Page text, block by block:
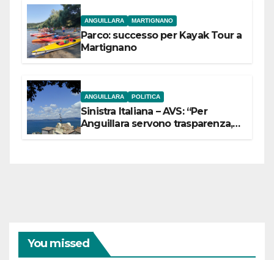
ANGUILLARA MARTIGNANO
Parco: successo per Kayak Tour a
Martignano
ANGUILLARA POLITICA
Sinistra Italiana – AVS: “Per
Anguillara servono trasparenza,
You missed